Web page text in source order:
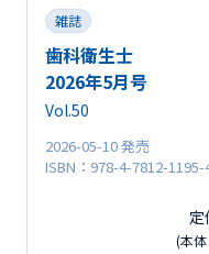
雑誌
歯科衛生士
2026年5月号
Vol.50
2026-05-10 発売
ISBN：978-4-7812-1195-
定
(本